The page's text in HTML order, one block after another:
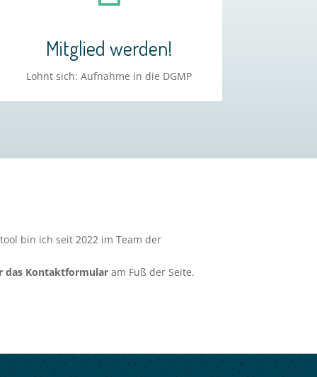
Mitglied werden!
Lohnt sich: Aufnahme in die DGMP
bin ich seit 2022 im Team der
das Kontaktformularam Fuß der Seite.